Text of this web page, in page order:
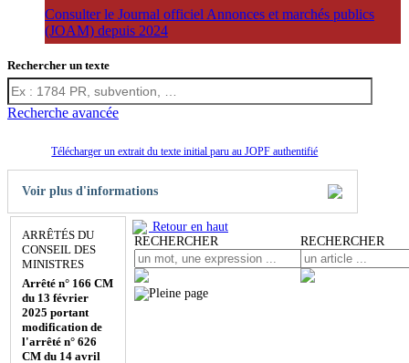
Consulter le Journal officiel Annonces et marchés publics
(JOAM) depuis 2024
Rechercher un texte
Recherche avancée
Télécharger un extrait du texte initial paru au JOPF authentifié
Voir plus d'informations
ARRÊTÉS DU
CONSEIL DES
MINISTRES
Arrêté n° 166 CM
du 13 février
2025 portant
modification de
l'arrêté n° 626
CM du 14 avril
Retour en haut
RECHERCHER
RECHERCHER